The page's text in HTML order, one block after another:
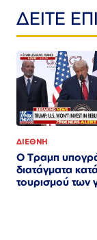
ΔΕΙΤΕ
ΔΙΕΘΝΗ
Ο Τραμπ
διατάγματα
τουρισμού των